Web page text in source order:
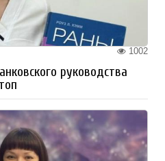
1002
руководства